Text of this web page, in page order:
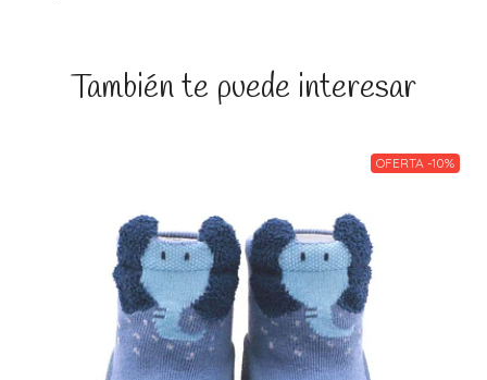
También te puede interesar
OFERTA -10%